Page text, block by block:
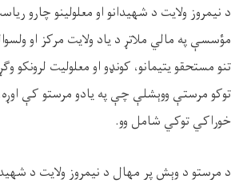
د نیمروز ولایت د شهیدانو او معلولینو چارو
مؤسسې په مالي ملاتړ د یاد ولایت مرکز او
تنو مستحقو یتیمانو، کونډو او معلولیت لرونکو
توکو مرستې ووېشلې چې په یادو مرستو کې
خوراکي توکي شامل وو.
د مرستو د وېش پر مهال د نیمروز ولایت د